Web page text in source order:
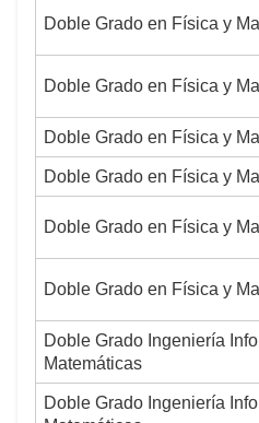
Doble Grado en Física y
Doble Grado en Física y
Doble Grado en Física y
Doble Grado en Física y
Doble Grado en Física y
Doble Grado en Física y
Doble Grado Ingeniería
Matemáticas
Doble Grado Ingeniería